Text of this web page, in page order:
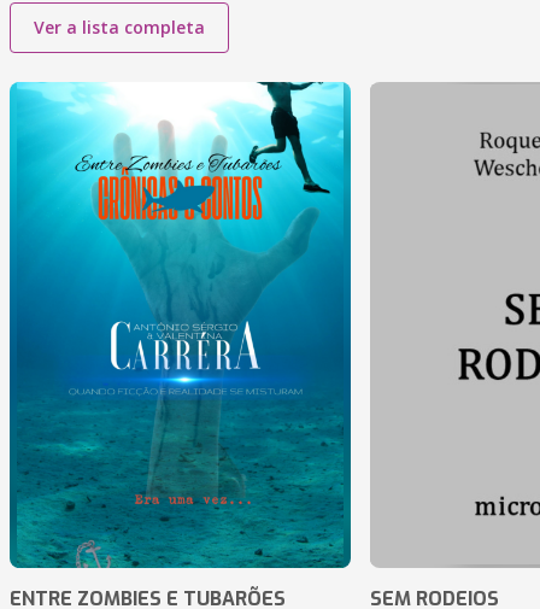
Ver a lista completa
ENTRE ZOMBIES E TUBARÕES SEM RODEIOS